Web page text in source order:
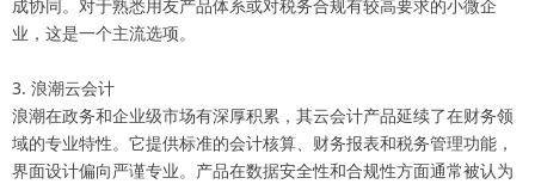
成协同。对于熟悉用友产品体系或对税务合规有较高要求的小微企
业，这是一个主流选项。
3. 浪潮云会计
浪潮在政务和企业级市场有深厚积累，其云会计产品延续了在财务领
域的专业特性。它提供标准的会计核算、财务报表和税务管理功能，
界面设计偏向严谨专业。产品在数据安全性和合规性方面通常被认为